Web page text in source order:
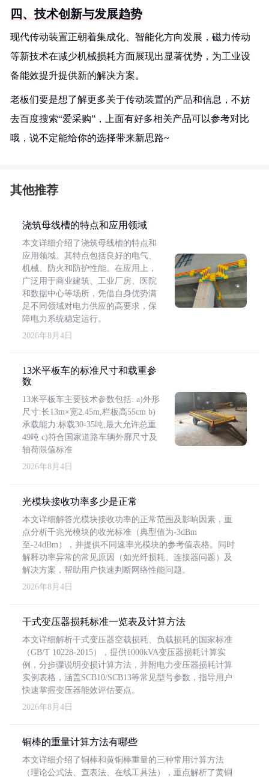
四、技术创新与发展趋势
现代传动装置正朝着集成化、智能化方向发展，磁力传动
等新技术在减少机械损耗方面展现出显著优势，为工业设
备能效提升提供新的解决方案。
老板们要是想了解更多关于传动装置的产品和信息，不妨
去百度搜索“爱采购”，上面有好多相关产品可以参考对比
哦，说不定能给你的选择带来新思路~
其他推荐
浇筑母线槽的特点和应用领域
本文详细介绍了浇筑母线槽的特点和
应用领域。其特点包括良好的电气、
机械、防火和防护性能。在应用上，
广泛用于商业建筑、工业厂房、医院
和数据中心等场所，凭借自身优势满
足不同领域对电力供应的高要求，保
障电力系统稳定运行。
2026年8月4日
13米平板车的标准尺寸和载重参
数
13米平板车主要技术参数包括: a)外形
尺寸:长13m×宽2.45m,栏板高55cm b)
承载能力:标载30-35吨,最大允许总重
49吨 c)符合国家道路车辆外廓尺寸及
轴荷限值标准
2026年8月4日
光模块接收功率多少是正常
本文详细解答光模块接收功率的正常范围及影响因素，重
点分析千兆光模块的收光标准（典型值为-3dBm
至-24dBm），并提供不同速率光模块的参考值表格。同时
解释功率异常的常见原因（如光纤损耗、连接器问题）及
解决方案，帮助用户快速判断网络性能问题。
2026年8月4日
干式变压器损耗标准一览表及计算方法
本文详细解析干式变压器空载损耗、负载损耗的国家标准
（GB/T 10228-2015），提供1000kVA变压器损耗计算实
例，分步骤说明变损计算方法，并附电力变压器损耗计算
实例表格，涵盖SCB10/SCB13等常见型号参数，指导用户
快速掌握变压器能效评估要点。
2026年8月4日
铜棒的重量计算方法有哪些
本文详细介绍了铜棒和黄铜棒重量的三种常用计算方法
（理论公式法、查表法、在线工具法），重点解析了黄铜